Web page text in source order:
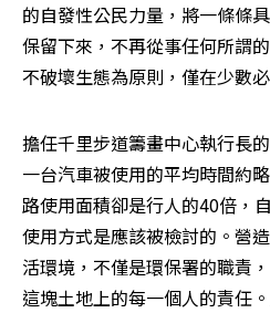
的自發性公民力量，將一條條
保留下來，不再從事任何所謂
不破壞生態為原則，僅在少數
擔任千里步道籌畫中心執行長
一台汽車被使用的平均時間約
路使用面積卻是行人的40倍，
使用方式是應該被檢討的。營
活環境，不僅是環保署的職責
這塊土地上的每一個人的責任。